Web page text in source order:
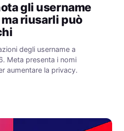
gli username
riusarli può
degli username a
Meta presenta i nomi
aumentare la privacy.